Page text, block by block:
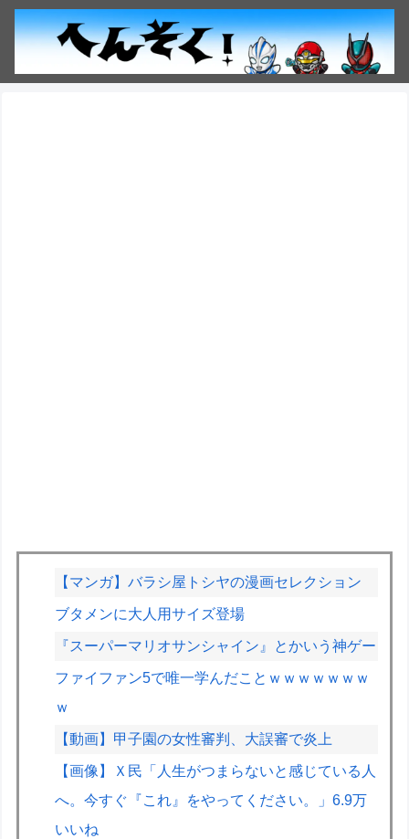
【マンガ】バラシ屋トシヤの漫画セレクション
ブタメンに大人用サイズ登場
『スーパーマリオサンシャイン』とかいう神ゲー
ファイファン5で唯一学んだことｗｗｗｗｗｗｗ
ｗ
【動画】甲子園の女性審判、大誤審で炎上
【画像】Ｘ民「人生がつまらないと感じている人
へ。今すぐ『これ』をやってください。」6.9万
いいね